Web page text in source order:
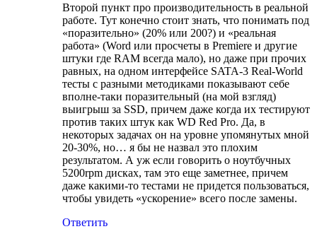
Второй пункт про производительность в реальной
работе. Тут конечно стоит знать, что понимать под
«поразительно» (20% или 200?) и «реальная
работа» (Word или просчеты в Premiere и другие
штуки где RAM всегда мало), но даже при прочих
равных, на одном интерфейсе SATA-3 Real-World
тесты c разными методиками показывают себе
вполне-таки поразительный (на мой взгляд)
выигрыш за SSD, причем даже когда их тестируют
против таких штук как WD Red Pro. Да, в
некоторых задачах он на уровне упомянутых мной
20-30%, но… я бы не назвал это плохим
результатом. А уж если говорить о ноутбучных
5200rpm дисках, там это еще заметнее, причем
даже какими-то тестами не придется пользоваться,
чтобы увидеть «ускорение» всего после замены.
Ответить